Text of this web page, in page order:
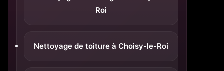
Roi
Nettoyage de toiture à Choisy-le-Roi